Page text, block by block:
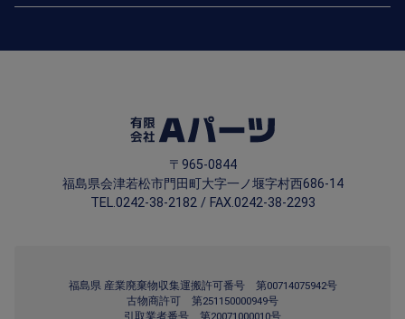
〒965-0844
福島県会津若松市門田町大字一ノ堰字村西686-14
TEL.0242-38-2182 / FAX.0242-38-2293
福島県 産業廃棄物収集運搬許可番号 第00714075942号
古物商許可 第251150000949号
引取業者番号 第20071000010号